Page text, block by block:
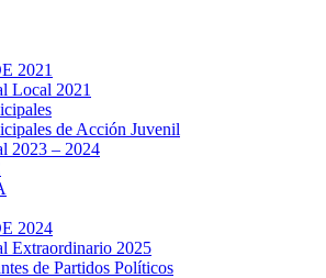
2021
Local 2021
de Acción Juvenil
2023 – 2024
2024
Extraordinario 2025
de Partidos Políticos